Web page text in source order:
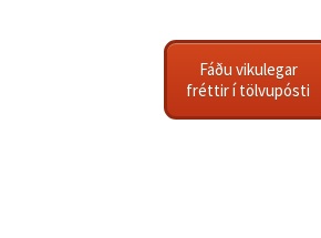
Fáðu vikulegar
fréttir í tölvupósti